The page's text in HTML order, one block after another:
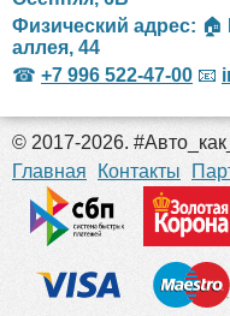
Физический адрес: 🏠
аллея, 44
☎ +7 996 522-47-00 📧
© 2017-2026.
Главная
Контакты